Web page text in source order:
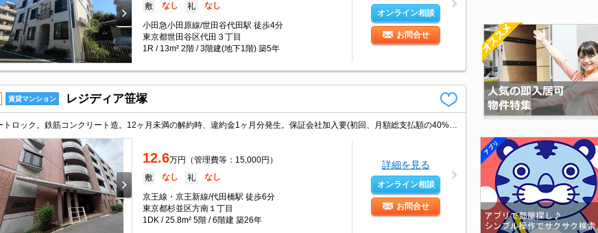
敷 なし 礼 なし
小田急小田原線/世田谷代田駅 徒歩4分
東京都世田谷区代田３丁目
1R / 13m² 2階 / 3階建(地下1階) 築5年
オンライン相談
お問合せ
賃貸マンション レジディア笹塚
12.6万円（管理費等：15,000円）
敷 なし 礼 なし
京王線・京王新線/代田橋駅 徒歩6分
東京都杉並区方南１丁目
1DK / 25.8m² 5階 / 6階建 築26年
詳細を見る
オンライン相談
お問合せ